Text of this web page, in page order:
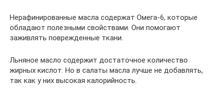
Нерафинированные масла содержат Омега-6, которые
обладают полезными свойствами. Они помогают
заживлять поврежденные ткани.
Льняное масло содержит достаточное количество
жирных кислот. Но в салаты масла лучше не добавлять,
так как у них высокая калорийность.